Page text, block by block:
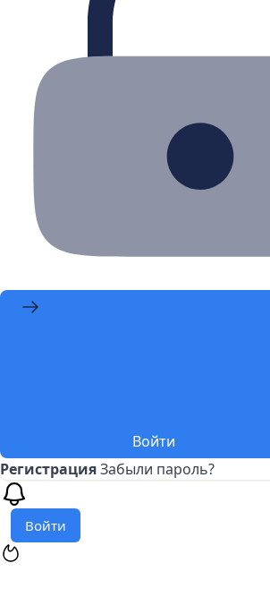
Войти
РегистрацияЗабыли пароль?
Войти